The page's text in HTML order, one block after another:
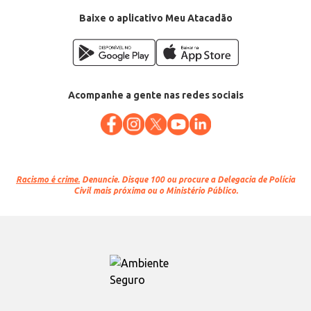
Baixe o aplicativo Meu Atacadão
Acompanhe a gente nas redes sociais
Racismo é crime. Denuncie. Disque 100 ou procure a Delegacia de Polícia
Civil mais próxima ou o Ministério Público.